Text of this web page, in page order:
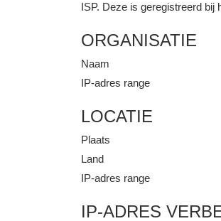
ISP. Deze is geregistreerd bij
ORGANISATIE
Naam
IP-adres range
LOCATIE
Plaats
Land
IP-adres range
IP-ADRES